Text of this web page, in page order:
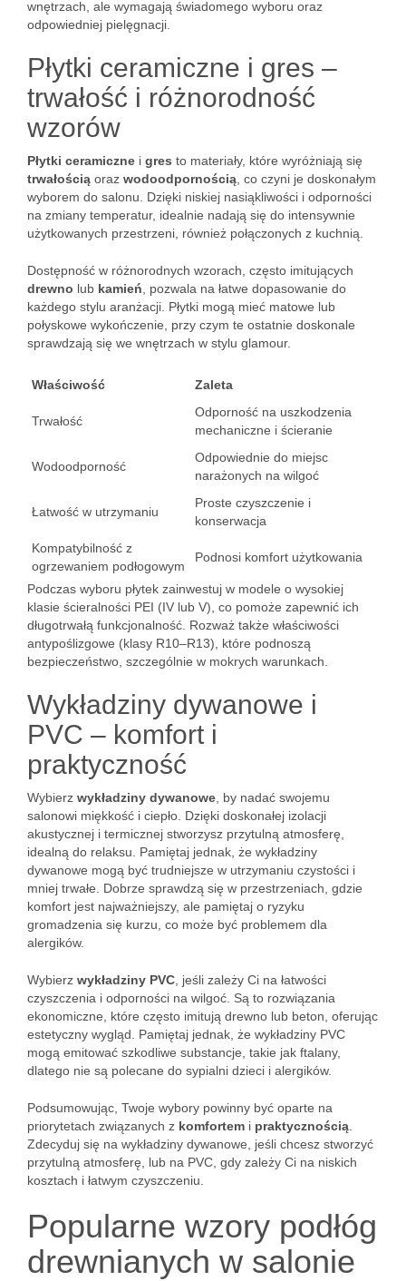
wnętrzach, ale wymagają świadomego wyboru oraz
odpowiedniej pielęgnacji.
Płytki ceramiczne i gres –
trwałość i różnorodność
wzorów
Płytki ceramiczne i gres to materiały, które wyróżniają się
trwałością oraz wodoodpornością , co czyni je doskonałym
wyborem do salonu. Dzięki niskiej nasiąkliwości i odporności
na zmiany temperatur, idealnie nadają się do intensywnie
użytkowanych przestrzeni, również połączonych z kuchnią.
Dostępność w różnorodnych wzorach, często imitujących
drewno lub kamień , pozwala na łatwe dopasowanie do
każdego stylu aranżacji. Płytki mogą mieć matowe lub
połyskowe wykończenie, przy czym te ostatnie doskonale
sprawdzają się we wnętrzach w stylu glamour.
Właściwość Zaleta
Trwałość
Odporność na uszkodzenia
mechaniczne i ścieranie
Wodoodporność
Odpowiednie do miejsc
narażonych na wilgoć
Łatwość w utrzymaniu
Proste czyszczenie i
konserwacja
Kompatybilność z
ogrzewaniem podłogowym
Podnosi komfort użytkowania
Podczas wyboru płytek zainwestuj w modele o wysokiej
klasie ścieralności PEI (IV lub V), co pomoże zapewnić ich
długotrwałą funkcjonalność. Rozważ także właściwości
antypoślizgowe (klasy R10–R13), które podnoszą
bezpieczeństwo, szczególnie w mokrych warunkach.
Wykładziny dywanowe i
PVC – komfort i
praktyczność
Wybierz wykładziny dywanowe , by nadać swojemu
salonowi miękkość i ciepło. Dzięki doskonałej izolacji
akustycznej i termicznej stworzysz przytulną atmosferę,
idealną do relaksu. Pamiętaj jednak, że wykładziny
dywanowe mogą być trudniejsze w utrzymaniu czystości i
mniej trwałe. Dobrze sprawdzą się w przestrzeniach, gdzie
komfort jest najważniejszy, ale pamiętaj o ryzyku
gromadzenia się kurzu, co może być problemem dla
alergików.
Wybierz wykładziny PVC , jeśli zależy Ci na łatwości
czyszczenia i odporności na wilgoć. Są to rozwiązania
ekonomiczne, które często imitują drewno lub beton, oferując
estetyczny wygląd. Pamiętaj jednak, że wykładziny PVC
mogą emitować szkodliwe substancje, takie jak ftalany,
dlatego nie są polecane do sypialni dzieci i alergików.
Podsumowując, Twoje wybory powinny być oparte na
priorytetach związanych z komfortem i praktycznością
Zdecyduj się na wykładziny dywanowe, jeśli chcesz stworzyć
przytulną atmosferę, lub na PVC, gdy zależy Ci na niskich
kosztach i łatwym czyszczeniu.
Popularne wzory podłóg
drewnianych w salonie